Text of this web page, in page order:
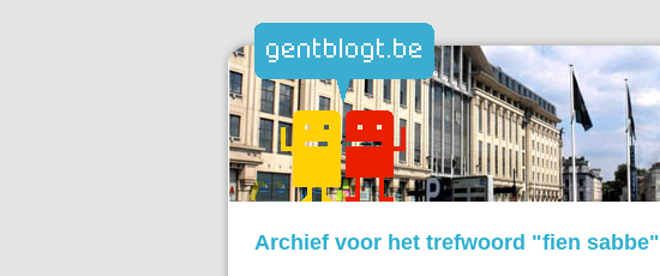
Archief voor het trefwoord "fien sabbe"